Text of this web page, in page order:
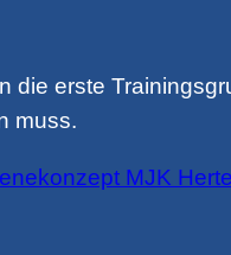
die erste
muss.
MJK